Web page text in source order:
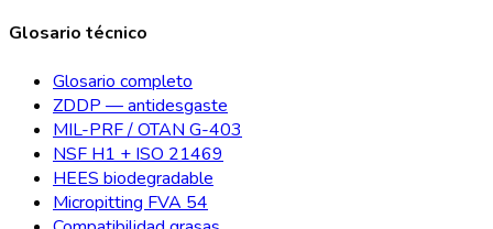
Glosario técnico
Glosario completo
ZDDP — antidesgaste
MIL-PRF / OTAN G-403
NSF H1 + ISO 21469
HEES biodegradable
Micropitting FVA 54